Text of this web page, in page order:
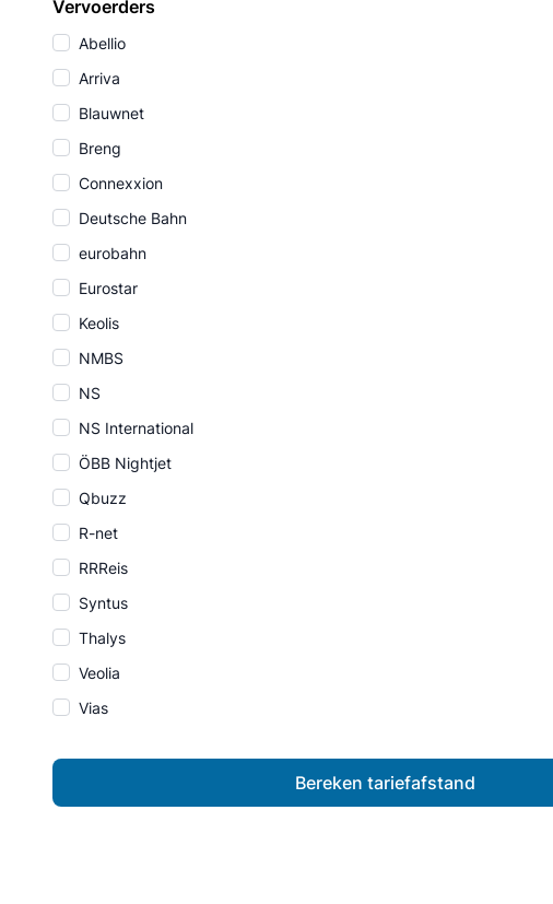
Vervoerders
Abellio
Arriva
Blauwnet
Breng
Connexxion
Deutsche Bahn
eurobahn
Eurostar
Keolis
NMBS
NS
NS International
ÖBB Nightjet
Qbuzz
R-net
RRReis
Syntus
Thalys
Veolia
Vias
Bereken tariefafstand